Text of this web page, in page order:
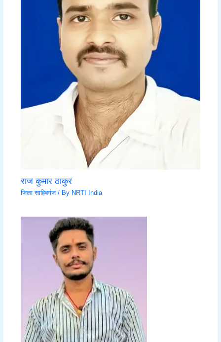
राज कुमार ठाकुर
जिला साहिबगंज/ By NRTI India